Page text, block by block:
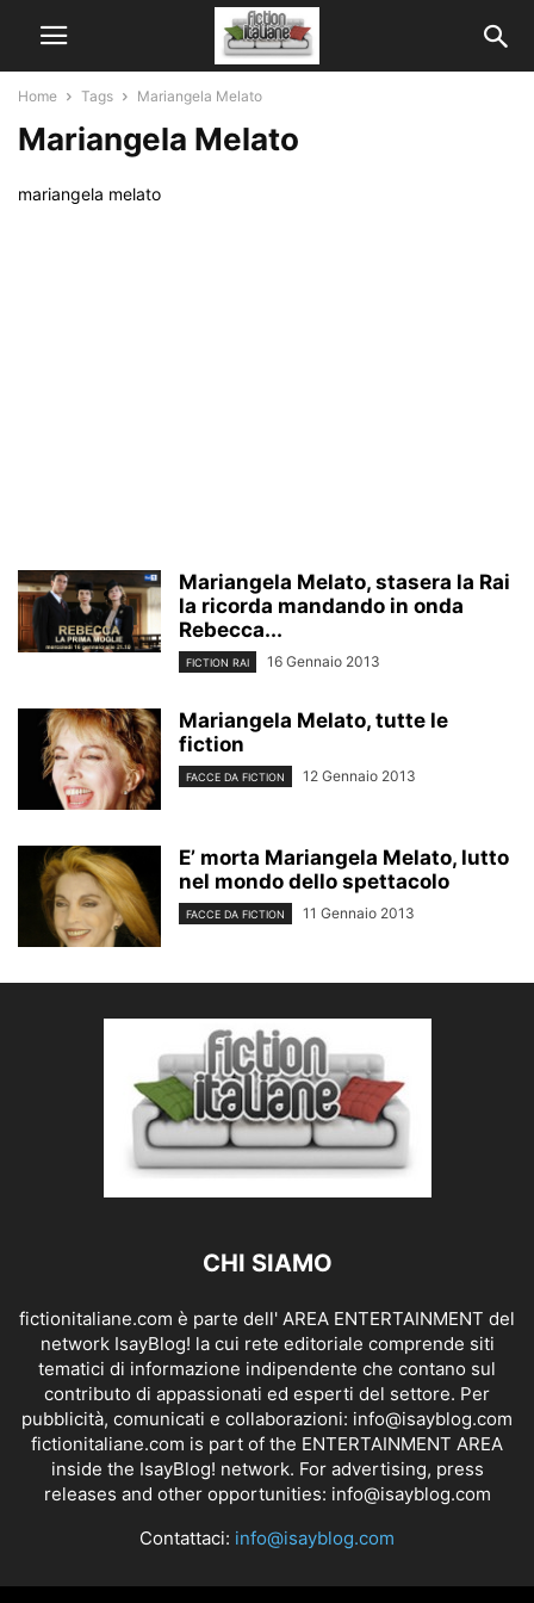
Home Tags Mariangela Melato
Mariangela Melato
mariangela melato
Mariangela Melato, stasera la Rai
la ricorda mandando in onda
Rebecca...
FICTION RAI 16 Gennaio 2013
Mariangela Melato, tutte le
fiction
FACCE DA FICTION 12 Gennaio 2013
E’ morta Mariangela Melato, lutto
nel mondo dello spettacolo
FACCE DA FICTION 11 Gennaio 2013
CHI SIAMO
fictionitaliane.com è parte dell' AREA ENTERTAINMENT del
network IsayBlog! la cui rete editoriale comprende siti
tematici di informazione indipendente che contano sul
contributo di appassionati ed esperti del settore. Per
pubblicità, comunicati e collaborazioni: info@isayblog.com
fictionitaliane.com is part of the ENTERTAINMENT AREA
inside the IsayBlog! network. For advertising, press
releases and other opportunities: info@isayblog.com
Contattaci: info@isayblog.com